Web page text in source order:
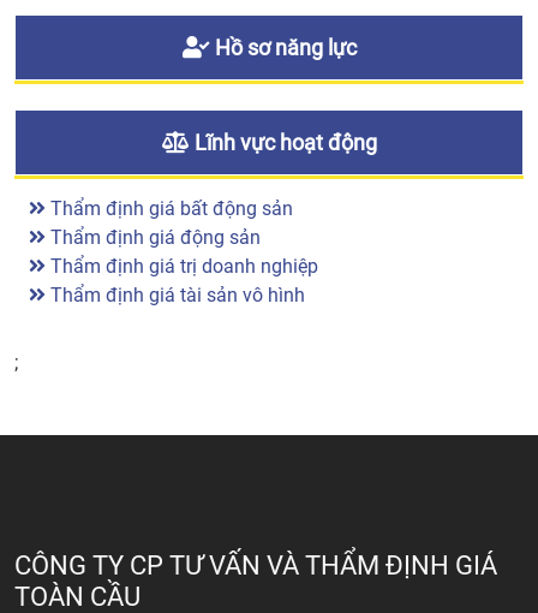
Hồ sơ năng lực
Lĩnh vực hoạt động
Thẩm định giá bất động sản
Thẩm định giá động sản
Thẩm định giá trị doanh nghiệp
Thẩm định giá tài sản vô hình
;
CÔNG TY CP TƯ VẤN VÀ THẨM ĐỊNH GIÁ
TOÀN CẦU